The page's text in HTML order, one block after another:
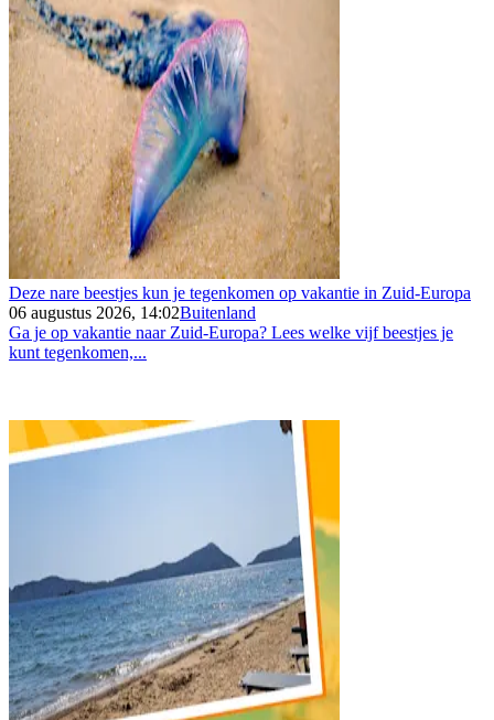
Deze nare beestjes kun je tegenkomen op vakantie in Zuid-Europa
06 augustus 2026, 14:02Buitenland
Ga je op vakantie naar Zuid-Europa? Lees welke vijf beestjes je
kunt tegenkomen,...